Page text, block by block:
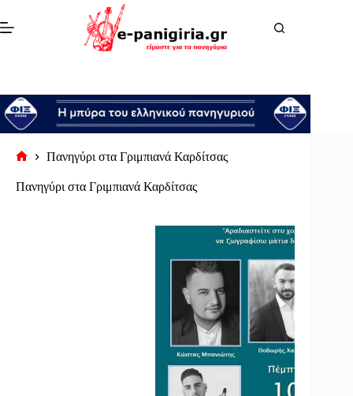
στο
περιεχόμενο
σελίδα
Πανηγύρι στα Γριμπιανά Καρδίτσας
Πανηγύρι στα Γριμπιανά Καρδίτσας